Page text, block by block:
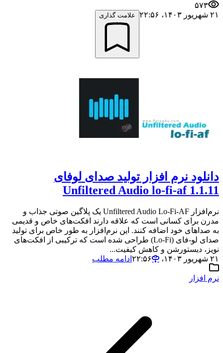
۵۷۳
۲۱ شهریور ۱۴۰۳،‏ ۲۲:۵۶
علامت گذاری
دانلود نرم افزار تولید صدای لوفای
Unfiltered Audio lo-fi-af 1.1.11
نرم‌افزار Unfiltered Audio Lo-Fi-AF یک پلاگین صوتی جذاب و
مدرن برای کسانی است که علاقه دارند افکت‌های خاص و قدیمی
به صداهای خود اضافه کنند. این نرم‌افزار به طور خاص برای تولید
صدای لو-فای (Lo-Fi) طراحی شده است که ترکیبی از افکت‌های
نویز، دیستورشن و کاهش کیفیت...
۲۱ شهریور ۱۴۰۳،‏ ۲۲:۵۶
ادامه مطلب
نرم افزار